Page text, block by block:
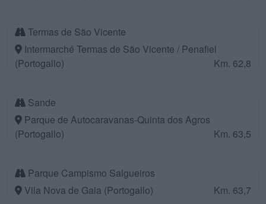
Termas de São Vicente
Intermarché Termas de São Vicente / Penafiel
(Portogallo)
Km. 62,8
Sande
Parque de Autocaravanas-Quinta dos Agros
(Portogallo)
Km. 63,5
Parque Campismo Salgueiros
Vila Nova de Gaia (Portogallo)
Km. 63,7